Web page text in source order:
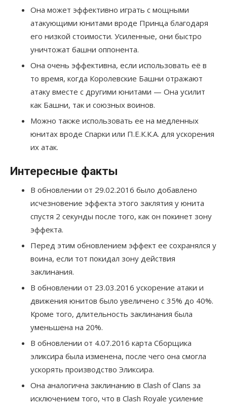
Она может эффективно играть с мощными
атакующими юнитами вроде Принца благодаря
его низкой стоимости. Усиленные, они быстро
уничтожат башни оппонента.
Она очень эффективна, если использовать её в
то время, когда Королевские Башни отражают
атаку вместе с другими юнитами — Она усилит
как Башни, так и союзных воинов.
Можно также использовать ее на медленных
юнитах вроде Спарки или П.Е.К.К.А. для ускорения
их атак.
Интересные факты
В обновлении от 29.02.2016 было добавлено
исчезновение эффекта этого заклятия у юнита
спустя 2 секунды после того, как он покинет зону
эффекта.
Перед этим обновлением эффект ее сохранялся у
воина, если тот покидал зону действия
заклинания.
В обновлении от 23.03.2016 ускорение атаки и
движения юнитов было увеличено с 35% до 40%.
Кроме того, длительность заклинания была
уменьшена на 20%.
В обновлении от 4.07.2016 карта Сборщика
эликсира была изменена, после чего она смогла
ускорять производство Эликсира.
Она аналогична заклинанию в Clash of Clans за
исключением того, что в Clash Royale усиление